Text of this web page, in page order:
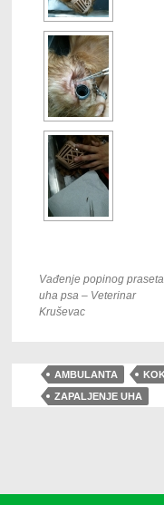
Vađenje popinog
uha psa – Veterinar
Kruševac
AMBULANTA
ZAPALJENJE UHA